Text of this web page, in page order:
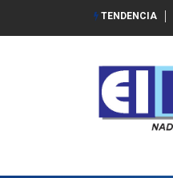
TENDENCIA